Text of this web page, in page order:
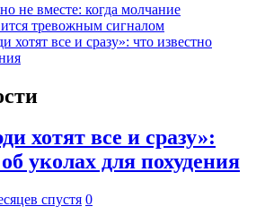
не вместе: когда молчание
тревожным сигналом
хотят все и сразу»: что известно
хотят все и сразу»:
уколах для похудения
спустя 0